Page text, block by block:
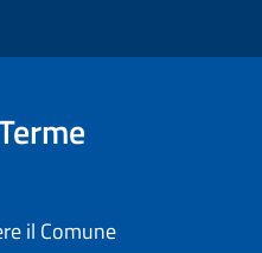
il Comune